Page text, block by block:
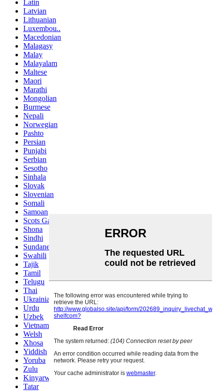
Latin
Latvian
Lithuanian
Luxembou..
Macedonian
Malagasy
Malay
Malayalam
Maltese
Maori
Marathi
Mongolian
Burmese
Nepali
Norwegian
Pashto
Persian
Punjabi
Serbian
Sesotho
Sinhala
Slovak
Slovenian
Somali
Samoan
Scots Gaelic
Shona
Sindhi
Sundanese
Swahili
Tajik
Tamil
Telugu
Thai
Ukrainian
Urdu
Uzbek
Vietnamese
Welsh
Xhosa
Yiddish
Yoruba
Zulu
Kinyarwanda
Tatar